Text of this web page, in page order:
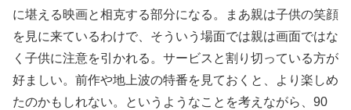
に堪える映画と相克する部分になる。まあ親は子供の笑顔
を見に来ているわけで、そういう場面では親は画面ではな
く子供に注意を引かれる。サービスと割り切っている方が
好ましい。前作や地上波の特番を見ておくと、より楽しめ
たのかもしれない。というようなことを考えながら、90